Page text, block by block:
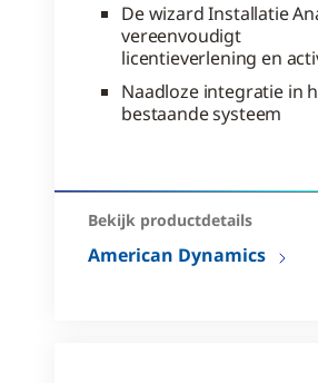
De wizard Installatie
vereenvoudigt
licentieverlening en
Naadloze integratie in
bestaande systeem
Bekijk productdetails
American Dynamics